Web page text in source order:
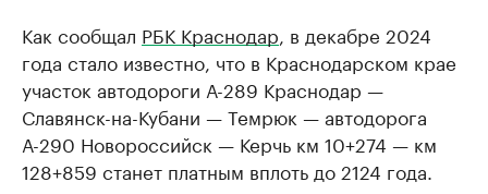
Как сообщал РБК Краснодар , в декабре 2024
года стало известно, что в Краснодарском крае
участок автодороги А-289 Краснодар —
Славянск-на-Кубани — Темрюк — автодорога
А-290 Новороссийск — Керчь км 10+274 — км
128+859 станет платным вплоть до 2124 года.